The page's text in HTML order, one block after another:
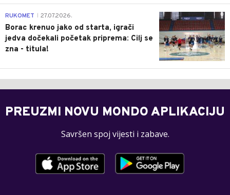
0
RUKOMET 27.07.2026.
Borac krenuo jako od starta, igrači
jedva dočekali početak priprema: Cilj se
zna - titula!
PREUZMI NOVU MONDO APLIKACIJU
Savršen spoj vijesti i zabave.